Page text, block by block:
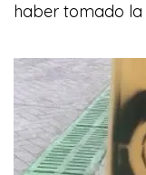
haber tomado